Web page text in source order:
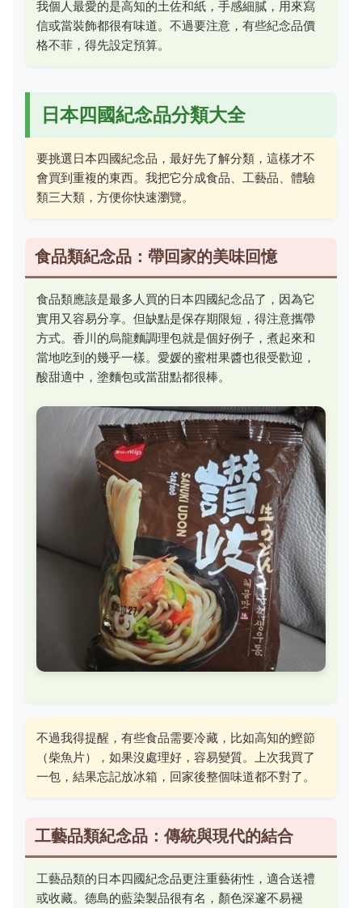
我個人最愛的是高知的土佐和紙，手感細膩，用來寫
信或當裝飾都很有味道。不過要注意，有些紀念品價
格不菲，得先設定預算。
日本四國紀念品分類大全
要挑選日本四國紀念品，最好先了解分類，這樣才不
會買到重複的東西。我把它分成食品、工藝品、體驗
類三大類，方便你快速瀏覽。
食品類紀念品：帶回家的美味回憶
食品類應該是最多人買的日本四國紀念品了，因為它
實用又容易分享。但缺點是保存期限短，得注意攜帶
方式。香川的烏龍麵調理包就是個好例子，煮起來和
當地吃到的幾乎一樣。愛媛的蜜柑果醬也很受歡迎，
酸甜適中，塗麵包或當甜點都很棒。
不過我得提醒，有些食品需要冷藏，比如高知的鰹節
（柴魚片），如果沒處理好，容易變質。上次我買了
一包，結果忘記放冰箱，回家後整個味道都不對了。
工藝品類紀念品：傳統與現代的結合
工藝品類的日本四國紀念品更注重藝術性，適合送禮
或收藏。德島的藍染製品很有名，顏色深邃不易褪